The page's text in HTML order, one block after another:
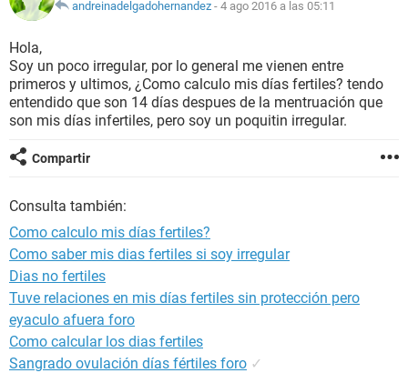
NUTRICIÓN
BIENESTAR
SEXUALIDAD
GLOSARIO
andreinadelgadohernandez - 4 ago 2016 a las 05:11
Hola,
Soy un poco irregular, por lo general me vienen entre
primeros y ultimos, ¿Como calculo mis días fertiles? tendo
entendido que son 14 días despues de la mentruación que
son mis días infertiles, pero soy un poquitin irregular.
Compartir
Consulta también:
Como calculo mis días fertiles?
Como saber mis dias fertiles si soy irregular
Dias no fertiles
Tuve relaciones en mis días fertiles sin protección pero
eyaculo afuera foro
Como calcular los dias fertiles
Sangrado ovulación días fértiles foro ✓